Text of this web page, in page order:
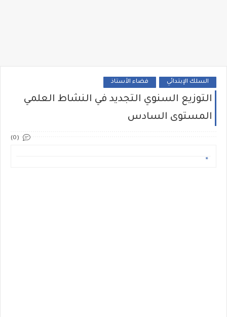
السلك الإبتدائي فضاء الأستاذ
التوزيع السنوي التجديد في النشاط العلمي
المستوى السادس
(0)